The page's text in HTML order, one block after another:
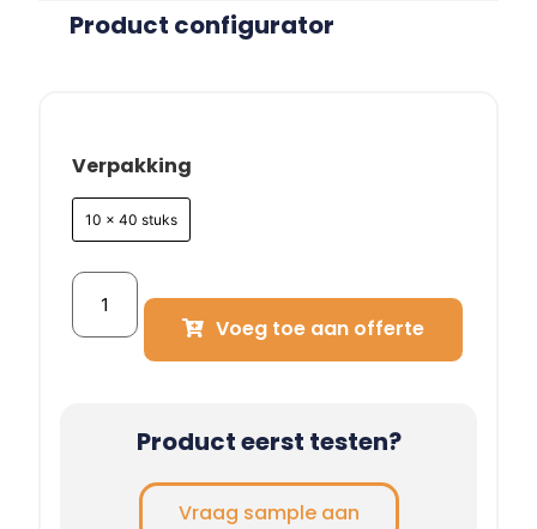
Product configurator
Verpakking
10 x 40 stuks
Voeg toe aan offerte
Product eerst testen?
Vraag sample aan